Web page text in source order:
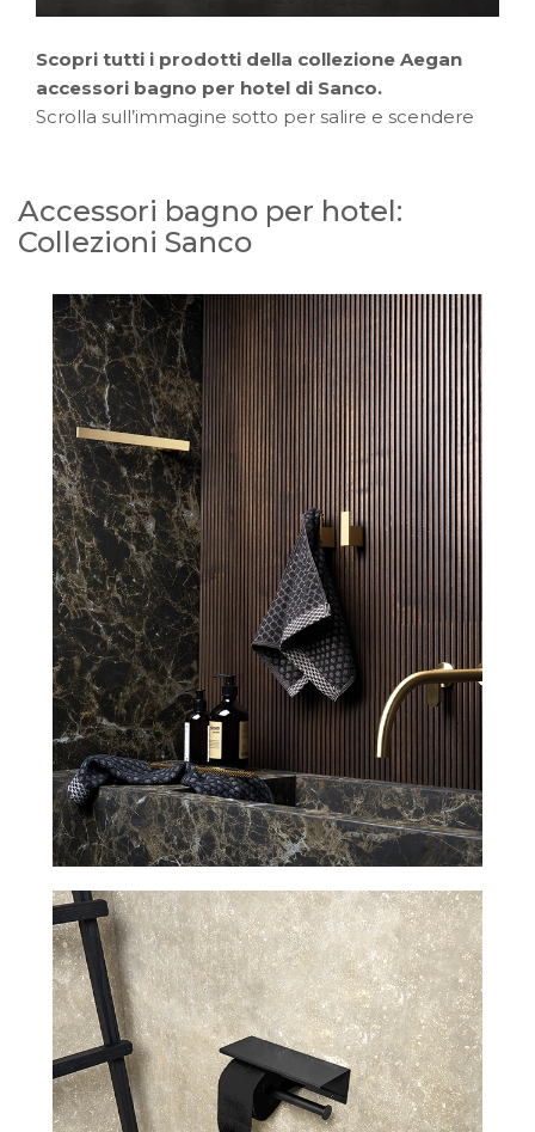
Scopri tutti i prodotti della collezione Aegan
accessori bagno per hotel di Sanco.
Scrolla sull’immagine sotto per salire e scendere
Accessori bagno per hotel:
Collezioni Sanco